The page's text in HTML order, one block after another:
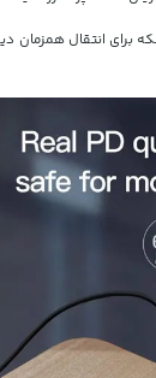
برای انتقال همزمان